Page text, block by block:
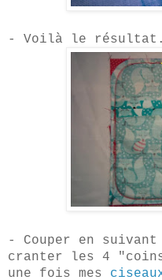
- Voilà le résultat.
- Couper en
cranter les 4
une fois mes